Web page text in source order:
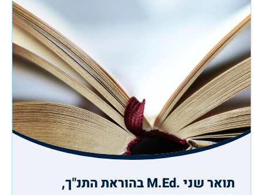
תואר שני .M.Ed בהוראת התנ"ך,